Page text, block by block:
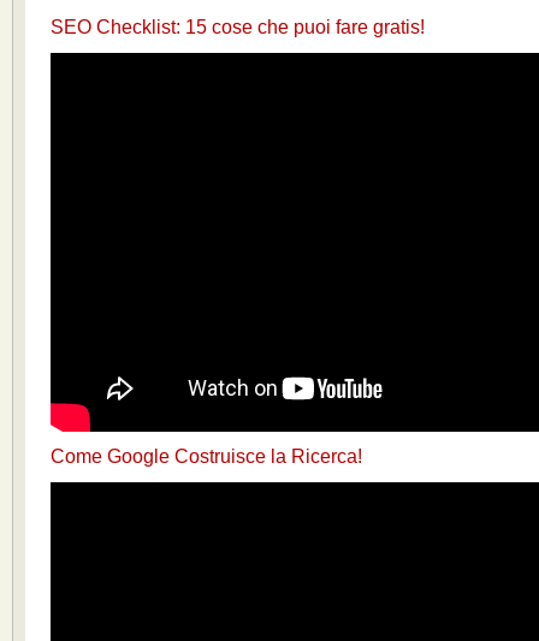
SEO Checklist: 15 cose che puoi fare gratis!
Come Google Costruisce la Ricerca!